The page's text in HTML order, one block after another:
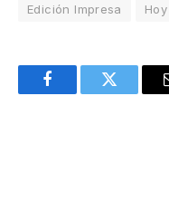
Edición Impresa Hoy
FacebookTwitter